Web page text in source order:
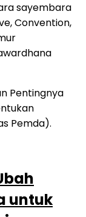
sayembara
Convention,
untuk